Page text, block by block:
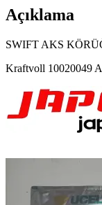
Açıklama
SWIFT AKS
Kraftvoll 10020049